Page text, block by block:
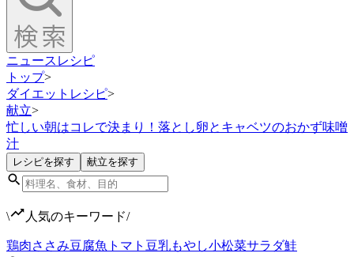
ニュース レシピ
トップ>
ダイエットレシピ>
献立>
忙しい朝はコレで決まり！落とし卵とキャベツのおかず味噌
汁
レシピを探す 献立を探す
\ 人気のキーワード/
鶏肉ささみ豆腐魚 トマト 豆乳もやし小松菜サラダ鮭